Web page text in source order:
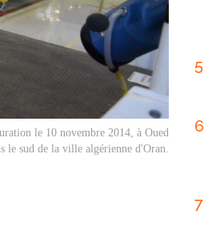
le 10 novembre 2014, à Oued
le sud de la ville algérienne d'Oran.
5
6
7